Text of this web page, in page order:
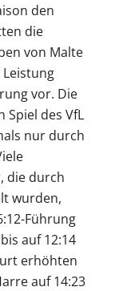
den
die
von Malte
vor. Die
Spiel des VfL
nur durch
die durch
wurden,
Führung
auf 12:14
erhöhten
auf 14:23